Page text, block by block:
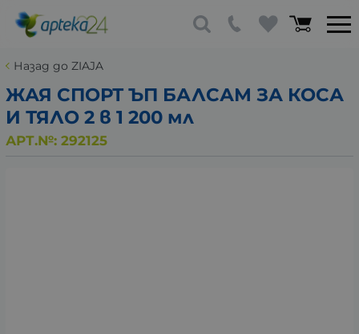
Назад до ZIAJA
ЖАЯ СПОРТ ЪП БАЛСАМ ЗА КОСА
И ТЯЛО 2 в 1 200 мл
АРТ.№: 292125